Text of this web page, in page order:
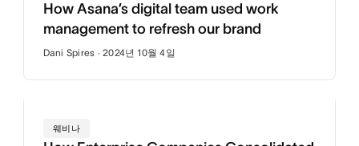
How Asana’s digital team used work
management to refresh our brand
Dani Spires · 2024년 10월 4일
웨비나